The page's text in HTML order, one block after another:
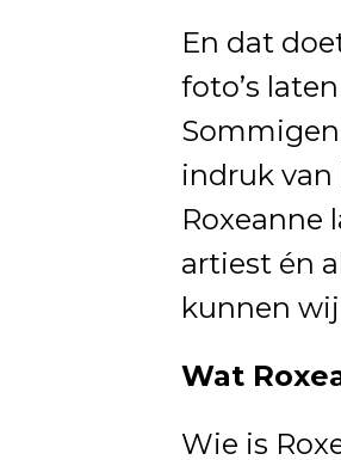
En dat
foto’s
indruk van
Roxeanne
artiest én
kunnen
Wat
Wie is